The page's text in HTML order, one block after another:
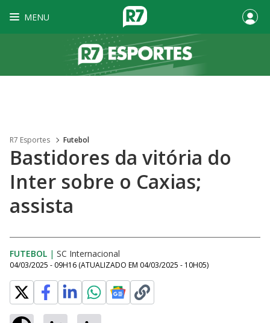
MENU
R7 Esportes Futebol
Bastidores da vitória do
Inter sobre o Caxias;
assista
FUTEBOL | SC Internacional
04/03/2025 - 09H16 (ATUALIZADO EM 04/03/2025 - 10H05)